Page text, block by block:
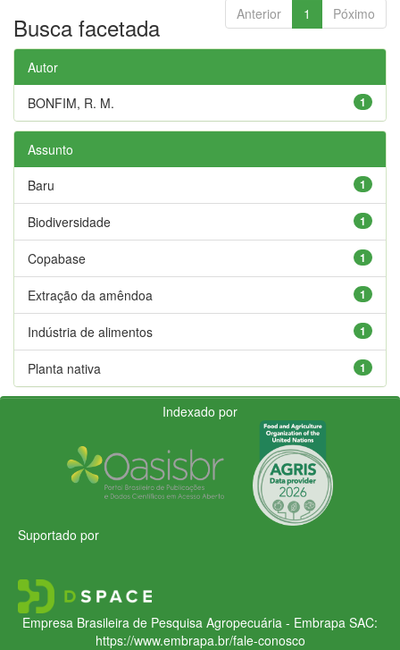
Anterior 1 Póximo
Busca facetada
Autor
1
BONFIM, R. M.
Assunto
1
Baru
1
Biodiversidade
1
Copabase
1
Extração da amêndoa
1
Indústria de alimentos
1
Planta nativa
Indexado por
Suportado por
Empresa Brasileira de Pesquisa Agropecuária - Embrapa SAC:
https://www.embrapa.br/fale-conosco